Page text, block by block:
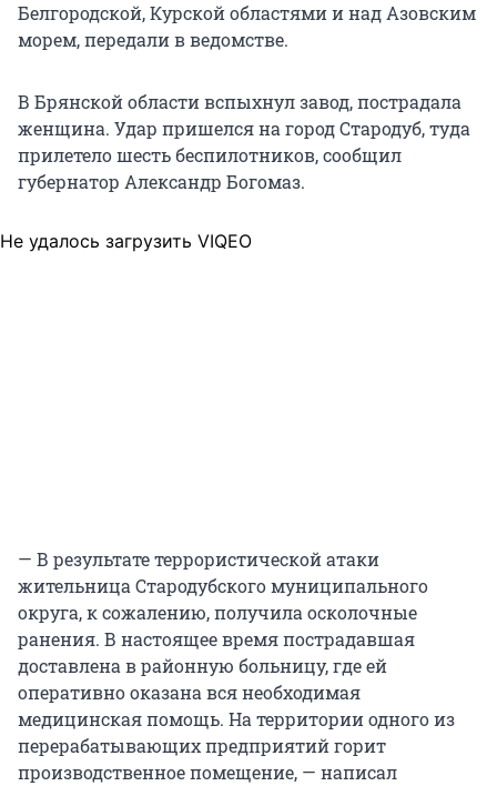
Белгородской, Курской областями и над Азовским
морем, передали в ведомстве.
В Брянской области вспыхнул завод, пострадала
женщина. Удар пришелся на город Стародуб, туда
прилетело шесть беспилотников, сообщил
губернатор Александр Богомаз.
Не удалось загрузить VIQEO
— В результате террористической атаки
жительница Стародубского муниципального
округа, к сожалению, получила осколочные
ранения. В настоящее время пострадавшая
доставлена в районную больницу, где ей
оперативно оказана вся необходимая
медицинская помощь. На территории одного из
перерабатывающих предприятий горит
производственное помещение, — написал